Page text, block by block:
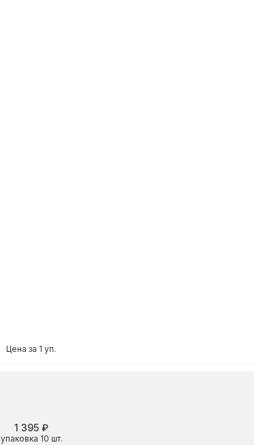
Цена за 1 уп.
упаковка 10 шт.
1 395 ₽